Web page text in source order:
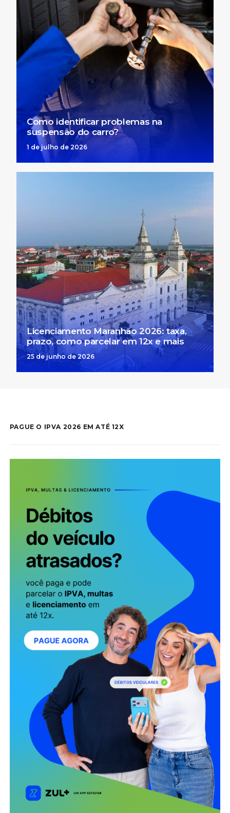
Como identificar problemas na
suspensão do carro?
1 de julho de 2026
Licenciamento Maranhão 2026: taxa,
prazo, como parcelar em 12x e mais
25 de junho de 2026
PAGUE O IPVA 2026 EM ATÉ 12X